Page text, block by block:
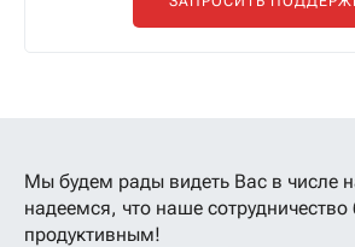
Мы будем рады видеть Вас в числе
надеемся, что наше сотрудничество
продуктивным!